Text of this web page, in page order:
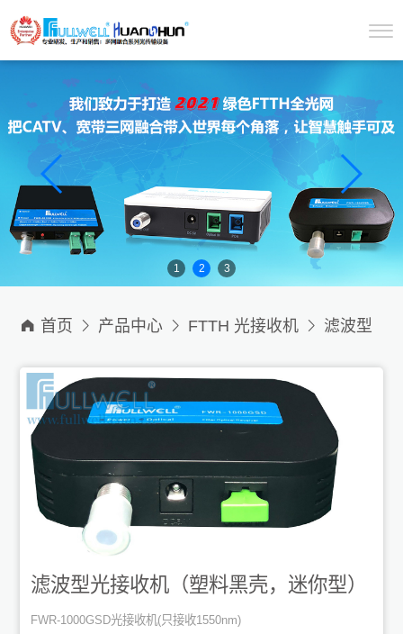
1 2 3
 首页  产品中心  FTTH 光接收机  滤波型
光接收机只接收1550nm
滤波型光接收机（塑料黑壳，迷你型）
FWR-1000GSD光接收机(只接收1550nm)